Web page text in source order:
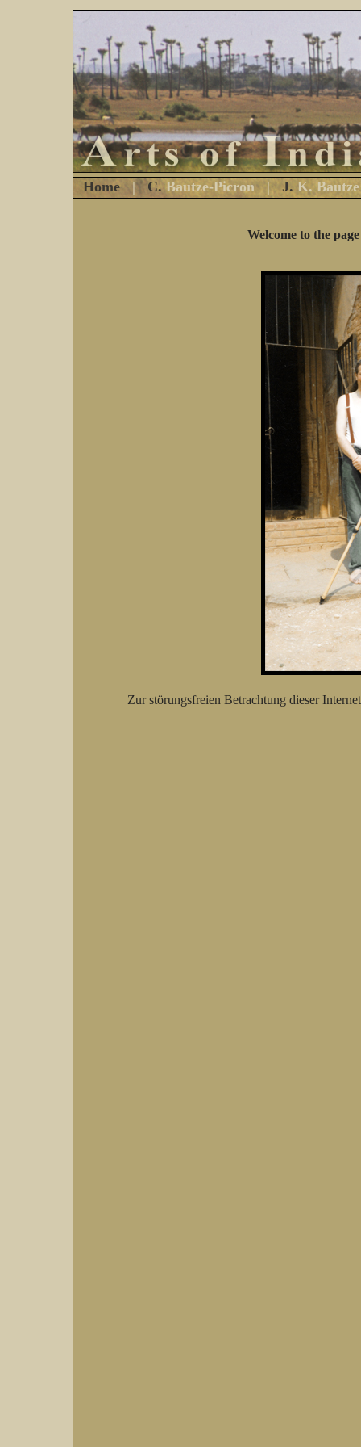
Home | C.Bautze-Picron | J. K. Bautze
Welcome to the
Zur störungsfreien Betrachtung dieser